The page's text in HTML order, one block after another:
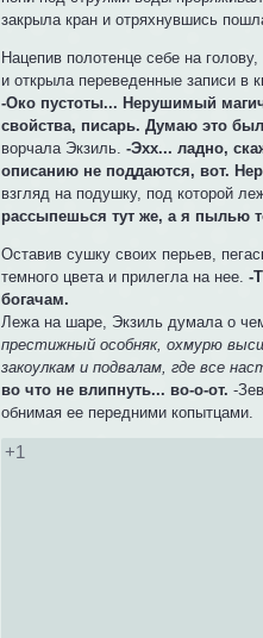
закрыла кран и отряхнувшись
Нацепив полотенце себе на
и открыла переведенные записи в
-Око пустоты... Нерушимый
свойства, писарь. Думаю это
ворчала Экзиль. -Эхх... ладно,
описанию не поддаются, вот.
взгляд на подушку, под которой
рассыпешься тут же, а я пылью
Оставив сушку своих перьев,
темного цвета и прилегла на нее.-
богачам.
Лежа на шаре, Экзиль думала о
престижный особняк, охмурю
закоулкам и подвалам, где все
во что не влипнуть... во-о-от.-
обнимая ее передними копытцами.
+1